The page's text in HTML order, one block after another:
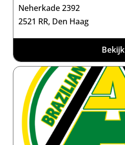
Neherkade 2392
2521 RR, Den Haag
Bekijk